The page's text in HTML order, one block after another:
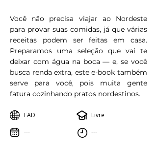
Você não precisa viajar ao Nordeste
para provar suas comidas, já que várias
receitas podem ser feitas em casa.
Preparamos uma seleção que vai te
deixar com água na boca — e, se você
busca renda extra, este e-book também
serve para você, pois muita gente
fatura cozinhando pratos nordestinos.
EAD
---
Livre
---